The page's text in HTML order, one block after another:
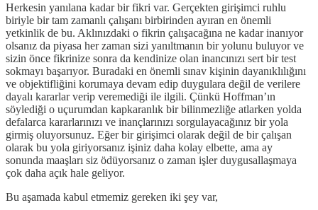
Herkesin yanılana kadar bir fikri var. Gerçekten girişimci ruhlu
biriyle bir tam zamanlı çalışanı birbirinden ayıran en önemli
yetkinlik de bu. Aklınızdaki o fikrin çalışacağına ne kadar inanıyor
olsanız da piyasa her zaman sizi yanıltmanın bir yolunu buluyor ve
sizin önce fikrinize sonra da kendinize olan inancınızı sert bir test
sokmayı başarıyor. Buradaki en önemli sınav kişinin dayanıklılığını
ve objektifliğini korumaya devam edip duygulara değil de verilere
dayalı kararlar verip veremediği ile ilgili. Çünkü Hoffman’ın
söylediği o uçurumdan kapkaranlık bir bilinmezliğe atlarken yolda
defalarca kararlarınızı ve inançlarınızı sorgulayacağınız bir yola
girmiş oluyorsunuz. Eğer bir girişimci olarak değil de bir çalışan
olarak bu yola giriyorsanız işiniz daha kolay elbette, ama ay
sonunda maaşları siz ödüyorsanız o zaman işler duygusallaşmaya
çok daha açık hale geliyor.
Bu aşamada kabul etmemiz gereken iki şey var,